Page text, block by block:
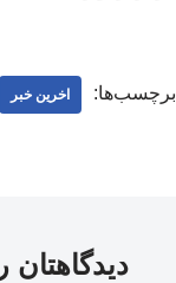
برچسب‌ها: اخرین خبر
دیدگاهتان